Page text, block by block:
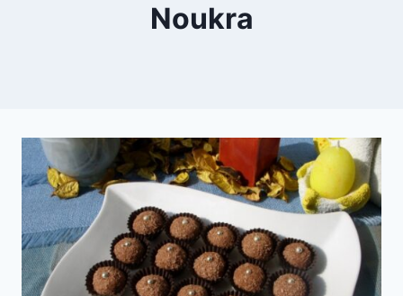
Noukra